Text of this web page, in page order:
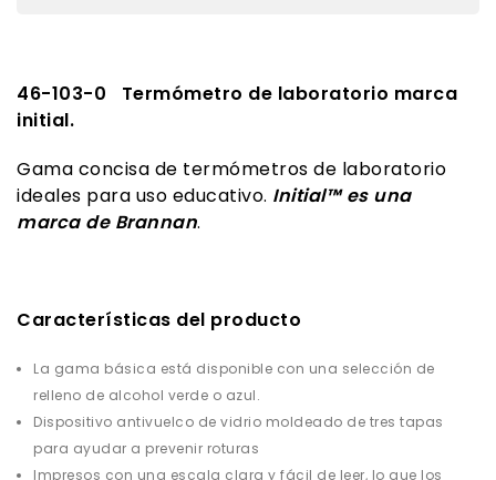
46-103-0 Termómetro de laboratorio marca
initial.
Gama concisa de termómetros de laboratorio
ideales para uso educativo. Initial™ es una
marca de Brannan.
Características del producto
La gama básica está disponible con una selección de
relleno de alcohol verde o azul.
Dispositivo antivuelco de vidrio moldeado de tres tapas
para ayudar a prevenir roturas
Impresos con una escala clara y fácil de leer, lo que los